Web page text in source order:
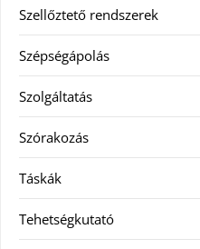
Szellőztető rendszerek
Szépségápolás
Szolgáltatás
Szórakozás
Táskák
Tehetségkutató